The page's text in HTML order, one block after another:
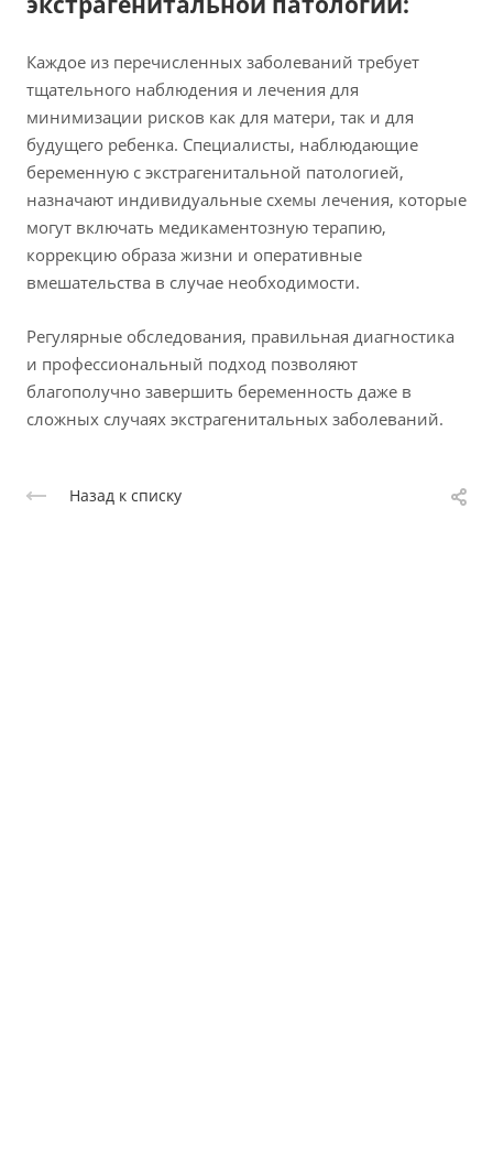
Каждое из перечисленных заболеваний требует
тщательного наблюдения и лечения для
минимизации рисков как для матери, так и для
будущего ребенка. Специалисты, наблюдающие
беременную с экстрагенитальной патологией,
назначают индивидуальные схемы лечения, которые
могут включать медикаментозную терапию,
коррекцию образа жизни и оперативные
вмешательства в случае необходимости.
Регулярные обследования, правильная диагностика
и профессиональный подход позволяют
благополучно завершить беременность даже в
сложных случаях экстрагенитальных заболеваний.
Назад к списку